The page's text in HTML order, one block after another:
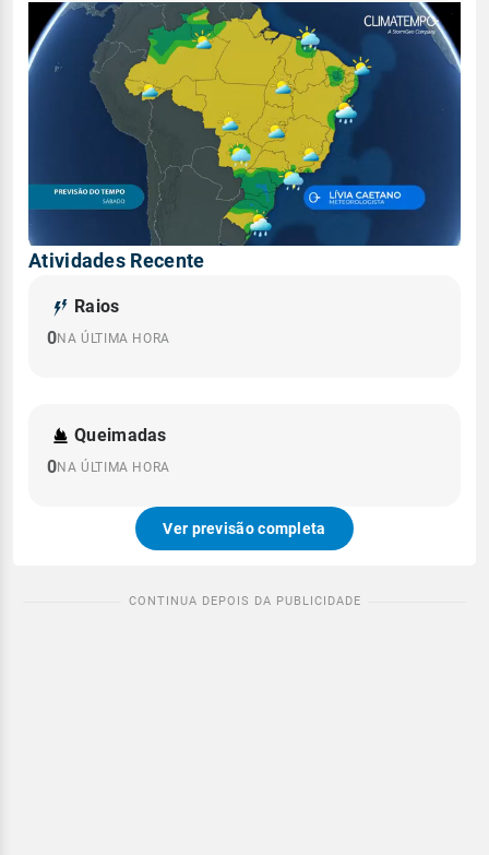
Atividades Recente
Raios
0NA ÚLTIMA HORA
Queimadas
0NA ÚLTIMA HORA
Ver previsão completa